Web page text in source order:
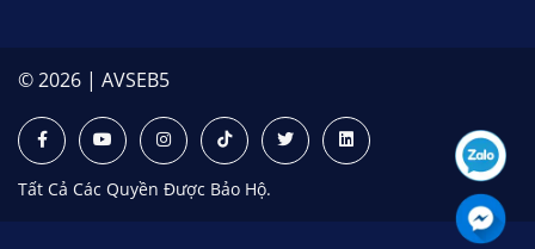
© 2026 | AVSEB5
Tất Cả Các Quyền Được Bảo Hộ.